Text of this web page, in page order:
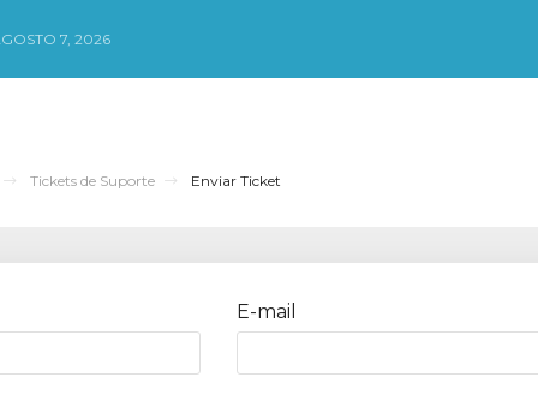
7, 2026
Tickets de Suporte Enviar Ticket
E-mail